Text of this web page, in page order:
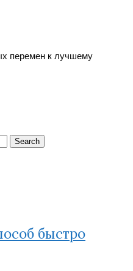
перемен к лучшему
быстро